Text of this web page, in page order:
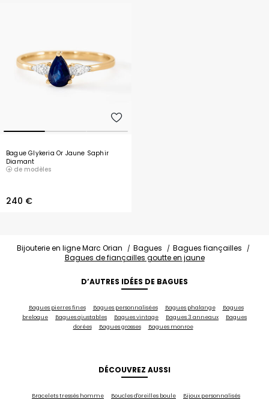
Bague Glykeria Or Jaune Saphir
Diamant
de modèles
240 €
Bijouterie en ligne Marc Orian Bagues
Bagues fiançailles
Bagues de fiançailles goutte en jaune
D’AUTRES IDÉES DE BAGUES
Bagues pierres fines Bagues personnalisées Bagues phalange
Bagues
breloque
Bagues ajustables Bagues vintage Bagues 3 anneaux
Bagues
dorées
Bagues grosses Bagues monroe
DÉCOUVREZ AUSSI
Bracelets tressés homme Boucles d'oreilles boule
Bijoux personnalisés